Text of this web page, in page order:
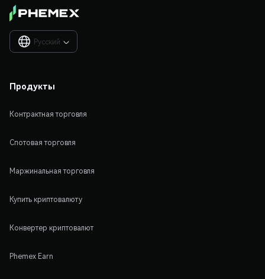
Русский 
Продукты
Контрактная торговля
Спотовая торговля
Маржинальная торговля
Купить криптовалюту
Конвертер криптовалют
Phemex Earn